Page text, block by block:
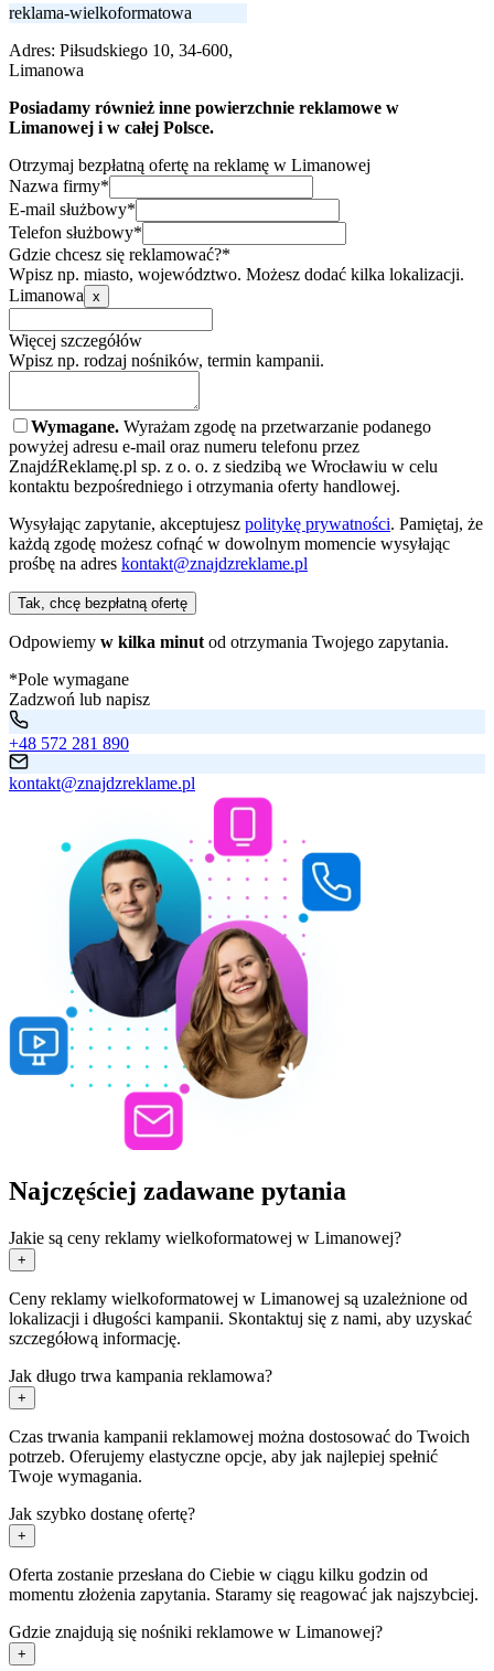
reklama-wielkoformatowa
Adres: Piłsudskiego 10, 34-600,
Limanowa
Posiadamy również inne powierzchnie reklamowe w
Limanowej i w całej Polsce.
Otrzymaj bezpłatną ofertę na reklamę w Limanowej
Nazwa firmy*
E-mail służbowy*
Telefon służbowy*
Gdzie chcesz się reklamować?*
Wpisz np. miasto, województwo. Możesz dodać kilka lokalizacji.
Limanowa x
Więcej szczegółów
Wpisz np. rodzaj nośników, termin kampanii.
Wymagane. Wyrażam zgodę na przetwarzanie podanego
powyżej adresu e-mail oraz numeru telefonu przez
ZnajdźReklamę.pl sp. z o. o. z siedzibą we Wrocławiu w celu
kontaktu bezpośredniego i otrzymania oferty handlowej.
Wysyłając zapytanie, akceptujesz politykę prywatności. Pamiętaj, że
każdą zgodę możesz cofnąć w dowolnym momencie wysyłając
prośbę na adres kontakt@znajdzreklame.pl
Tak, chcę bezpłatną ofertę
Odpowiemy w kilka minut od otrzymania Twojego zapytania.
*Pole wymagane
Zadzwoń lub napisz
+48 572 281 890
kontakt@znajdzreklame.pl
Najczęściej zadawane pytania
Jakie są ceny reklamy wielkoformatowej w Limanowej?
+
Ceny reklamy wielkoformatowej w Limanowej są uzależnione od
lokalizacji i długości kampanii. Skontaktuj się z nami, aby uzyskać
szczegółową informację.
Jak długo trwa kampania reklamowa?
+
Czas trwania kampanii reklamowej można dostosować do Twoich
potrzeb. Oferujemy elastyczne opcje, aby jak najlepiej spełnić
Twoje wymagania.
Jak szybko dostanę ofertę?
+
Oferta zostanie przesłana do Ciebie w ciągu kilku godzin od
momentu złożenia zapytania. Staramy się reagować jak najszybciej.
Gdzie znajdują się nośniki reklamowe w Limanowej?
+